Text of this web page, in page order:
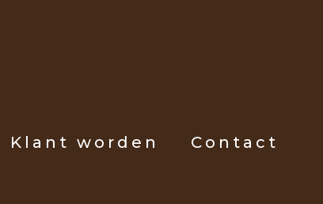
Klant worden Contact